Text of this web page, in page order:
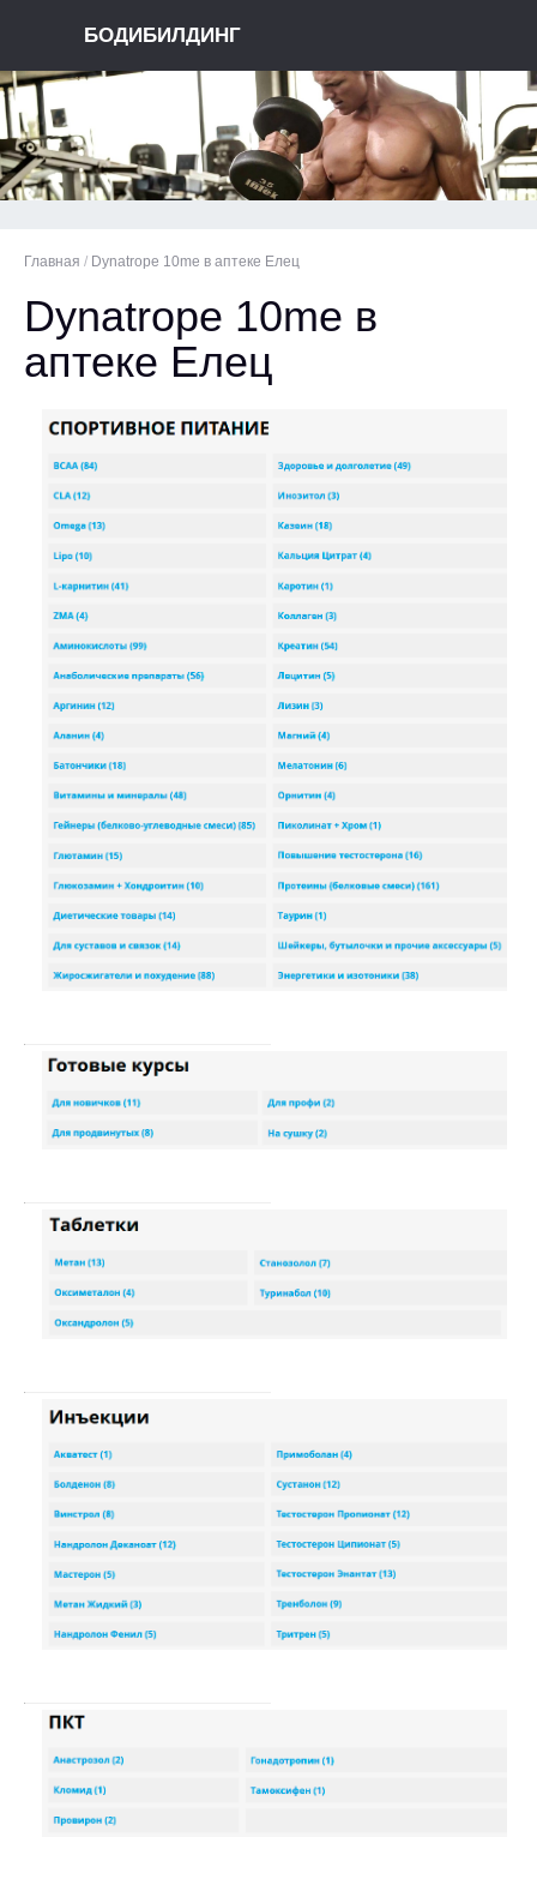
БОДИБИЛДИНГ
Главная / Dynatrope 10me в аптеке Елец
Dynatrope 10me в
аптеке Елец